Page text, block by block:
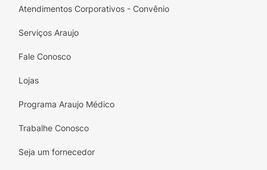
Atendimentos Corporativos - Convênio
Serviços Araujo
Fale Conosco
Lojas
Programa Araujo Médico
Trabalhe Conosco
Seja um fornecedor